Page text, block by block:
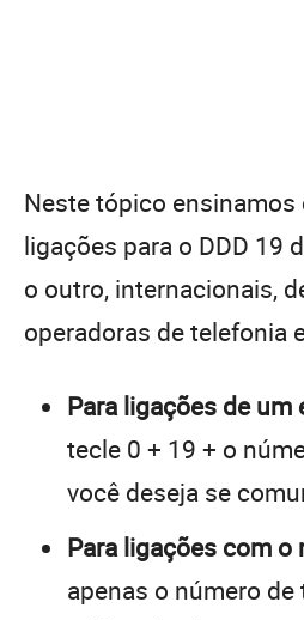
Neste tópico ensinamos
ligações para o DDD 19
o outro, internacionais,
operadoras de telefonia
Para ligações de
tecle 0 + 19 + o
você deseja se
Para ligações com o
apenas o número de